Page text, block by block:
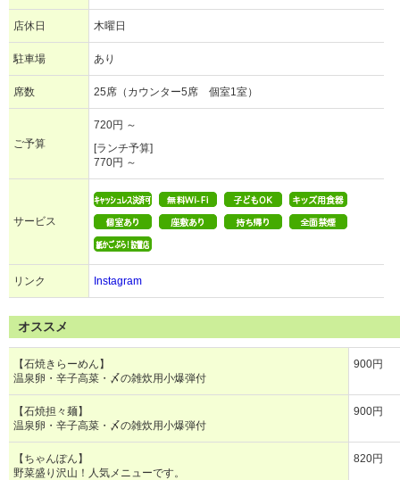
店休日 木曜日
駐車場 あり
席数 25席（カウンター5席 個室1室）
ご予算
720円 ～
[ランチ予算]
770円 ～
サービス
リンク Instagram
オススメ
【石焼きらーめん】
温泉卵・辛子高菜・〆の雑炊用小爆弾付
900円
【石焼担々麺】
温泉卵・辛子高菜・〆の雑炊用小爆弾付
900円
【ちゃんぽん】
野菜盛り沢山！人気メニューです。
820円